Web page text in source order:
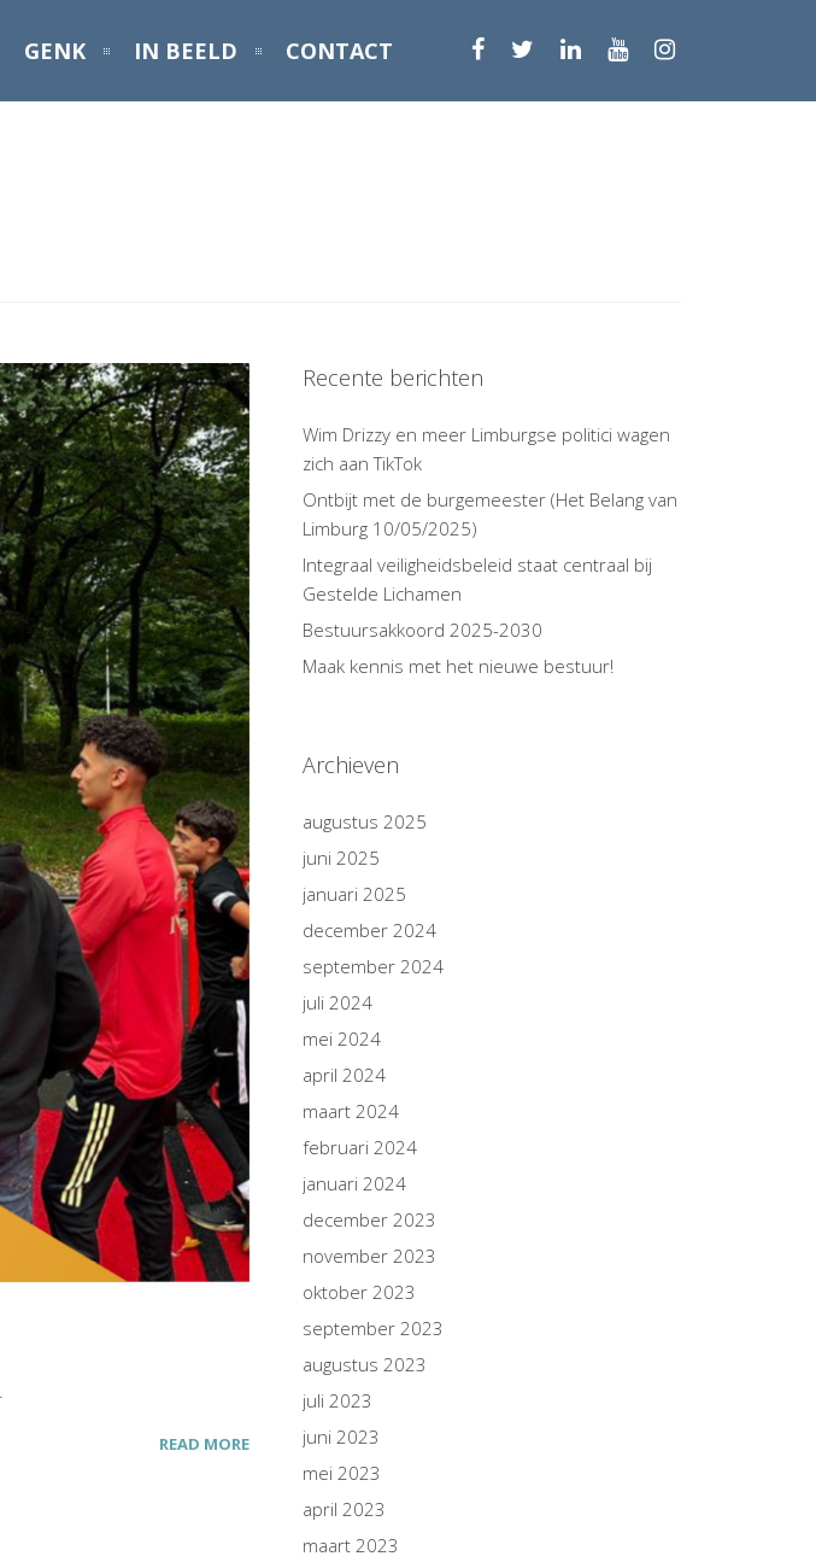
GENK IN BEELD CONTACT
READ MORE
Recente berichten
Wim Drizzy en meer Limburgse politici wagen
zich aan TikTok
Ontbijt met de burgemeester (Het Belang van
Limburg 10/05/2025)
Integraal veiligheidsbeleid staat centraal bij
Gestelde Lichamen
Bestuursakkoord 2025-2030
Maak kennis met het nieuwe bestuur!
Archieven
augustus 2025
juni 2025
januari 2025
december 2024
september 2024
juli 2024
mei 2024
april 2024
maart 2024
februari 2024
januari 2024
december 2023
november 2023
oktober 2023
september 2023
augustus 2023
juli 2023
juni 2023
mei 2023
april 2023
maart 2023